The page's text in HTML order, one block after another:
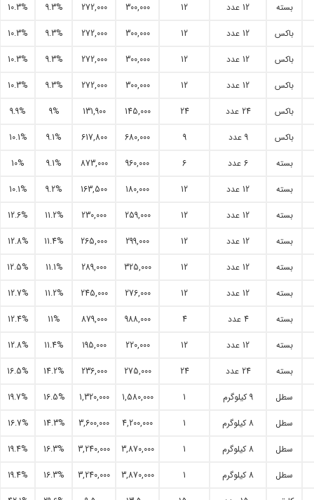
بسته
12 عدد 12
300,000
272,000
9.3%
10.3%
باکس
12 عدد 12
300,000
272,000
9.3%
10.3%
باکس
12 عدد 12
300,000
272,000
9.3%
10.3%
باکس
12 عدد 12
300,000
272,000
9.3%
10.3%
باکس
24 عدد 24
145,000
131,900
9%
9.9%
باکس
9 عدد 9
680,000
617,800
9.1%
10.1%
بسته
6 عدد 6
960,000
873,000
9.1%
10%
بسته
12 عدد 12
180,000
163,500
9.2%
10.1%
بسته
12 عدد 12
259,000
230,000
11.2%
12.6%
بسته
12 عدد 12
299,000
265,000
11.4%
12.8%
بسته
12 عدد 12
325,000
289,000
11.1%
12.5%
بسته
12 عدد 12
276,000
245,000
11.2%
12.7%
بسته
4 عدد 4
988,000
879,000
11%
12.4%
بسته
12 عدد 12
220,000
195,000
11.4%
12.8%
بسته
24 عدد 24
275,000
236,000
14.2%
16.5%
سطل
9 کیلوگرم 1
1,580,000
1,320,000
16.5%
19.7%
سطل
8 کیلوگرم 1
4,200,000
3,600,000
14.3%
16.7%
سطل
8 کیلوگرم 1
3,870,000
3,240,000
16.3%
19.4%
سطل
8 کیلوگرم 1
3,870,000
3,240,000
16.3%
19.4%